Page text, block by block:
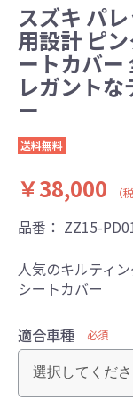
スズキ パ
用設計 ピ
ートカバー
レガント
ー
送料無料
￥38,000 （
品番： ZZ15-
人気のキルティ
シートカバー
適合車種 必須